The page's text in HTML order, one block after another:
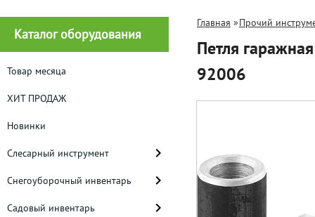
Каталог оборудования
Товар месяца
ХИТ ПРОДАЖ
Новинки
Слесарный инструмент
Снегоуборочный инвентарь
Садовый инвентарь
Главная »Прочий
Петля
92006